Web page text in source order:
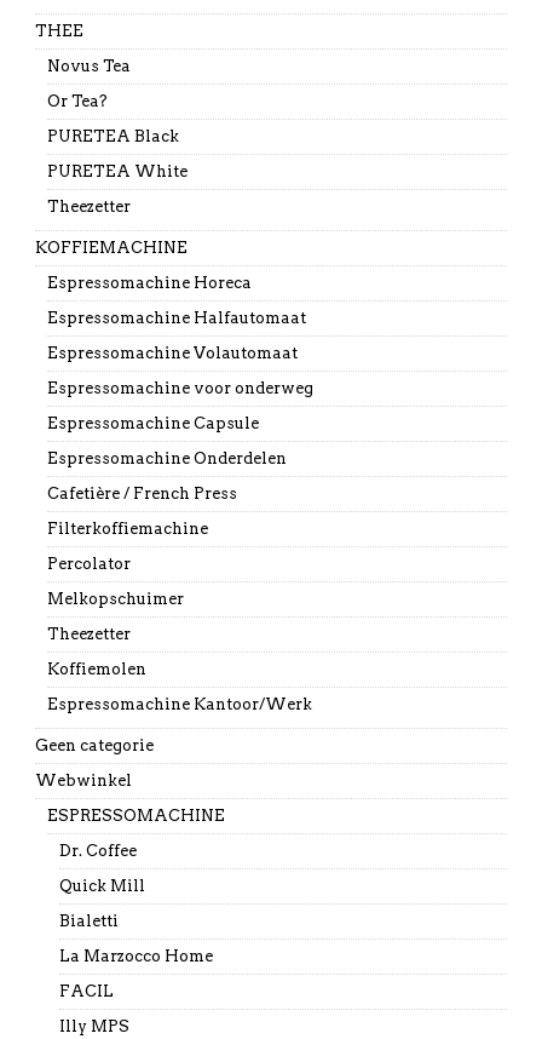
THEE
Novus Tea
Or Tea?
PURETEA Black
PURETEA White
Theezetter
KOFFIEMACHINE
Espressomachine Horeca
Espressomachine Halfautomaat
Espressomachine Volautomaat
Espressomachine voor onderweg
Espressomachine Capsule
Espressomachine Onderdelen
Cafetière / French Press
Filterkoffiemachine
Percolator
Melkopschuimer
Theezetter
Koffiemolen
Espressomachine Kantoor/Werk
Geen categorie
Webwinkel
ESPRESSOMACHINE
Dr. Coffee
Quick Mill
Bialetti
La Marzocco Home
FACIL
Illy MPS